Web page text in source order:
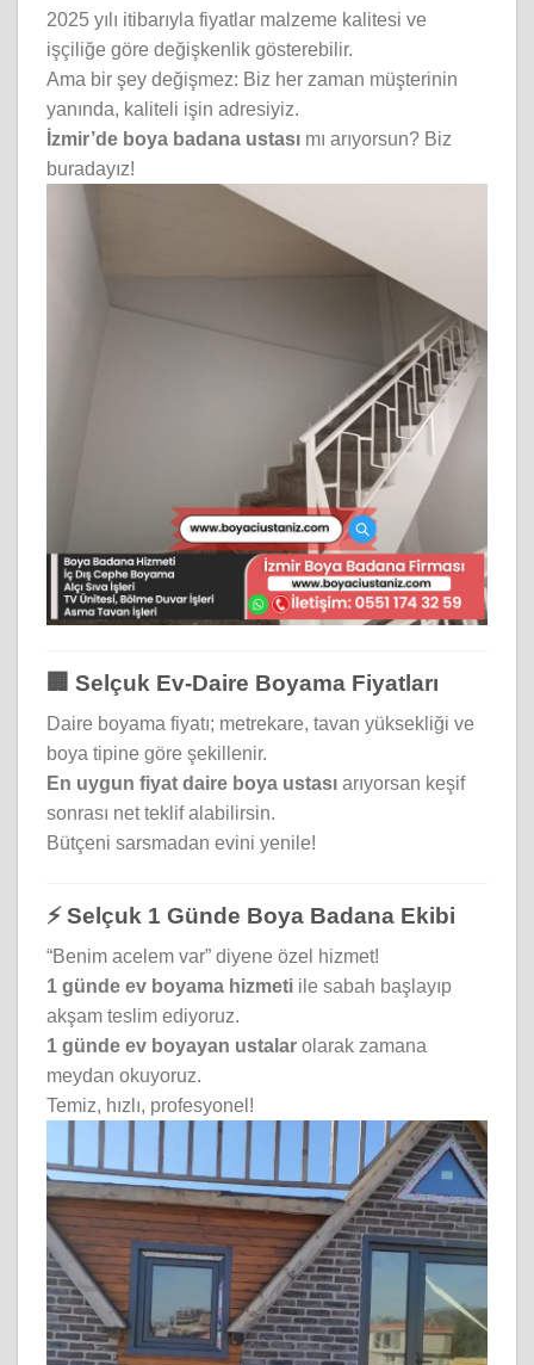
2025 yılı itibarıyla fiyatlar malzeme kalitesi ve
işçiliğe göre değişkenlik gösterebilir.
Ama bir şey değişmez: Biz her zaman müşterinin
yanında, kaliteli işin adresiyiz.
İzmir’de boya badana ustası mı arıyorsun? Biz
buradayız!
🏢 Selçuk Ev-Daire Boyama Fiyatları
Daire boyama fiyatı; metrekare, tavan yüksekliği ve
boya tipine göre şekillenir.
En uygun fiyat daire boya ustası arıyorsan keşif
sonrası net teklif alabilirsin.
Bütçeni sarsmadan evini yenile!
⚡ Selçuk 1 Günde Boya Badana Ekibi
“Benim acelem var” diyene özel hizmet!
1 günde ev boyama hizmeti ile sabah başlayıp
akşam teslim ediyoruz.
1 günde ev boyayan ustalar olarak zamana
meydan okuyoruz.
Temiz, hızlı, profesyonel!